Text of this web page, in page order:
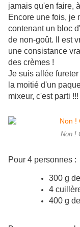
jamais qu'en faire,
Encore une fois, je
contenant un bloc
de non-goût. Il est
une consistance
des crèmes !
Je suis allée
la moitié d'un
mixeur, c'est parti !!!
Non !
Pour 4 personnes :
300 g
4
400 g